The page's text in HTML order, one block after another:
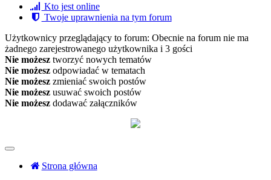
Kto jest online
Twoje uprawnienia na tym forum
Użytkownicy przeglądający to forum: Obecnie na forum nie ma
żadnego zarejestrowanego użytkownika i 3 gości
Nie możesz tworzyć nowych tematów
Nie możesz odpowiadać w tematach
Nie możesz zmieniać swoich postów
Nie możesz usuwać swoich postów
Nie możesz dodawać załączników
Strona główna